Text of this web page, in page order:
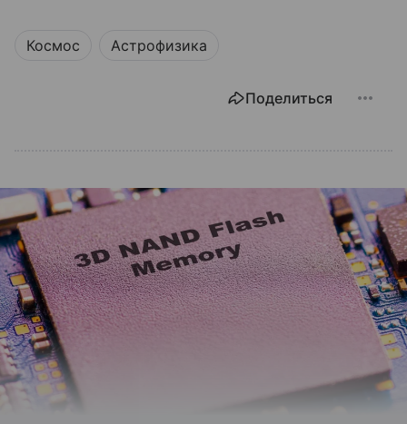
Космос Астрофизика
Поделиться